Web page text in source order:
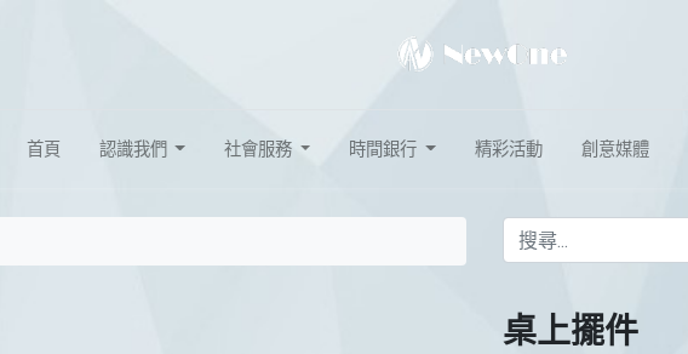
首頁 認識我們 社會服務 時間銀行 精彩活動 創意媒體
桌上擺件